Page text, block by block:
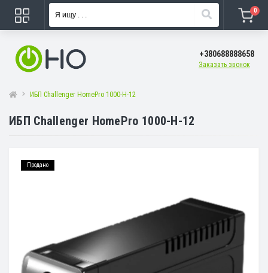
0
+380688888658
Заказать звонок
ИБП Challenger HomePro 1000-H-12
ИБП Challenger HomePro 1000-H-12
Продано